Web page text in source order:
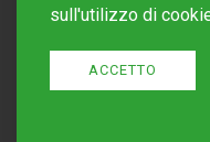
sull'utilizzo di
ACCETTO